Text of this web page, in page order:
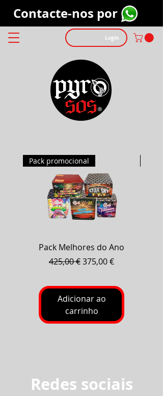
Login
Contacte-nos por
Pack promocional
Pack Melhores do Ano
Preço normal
425,00 €Preço promocional
375,00 €
Adicionar ao
carrinho
Redes sociais